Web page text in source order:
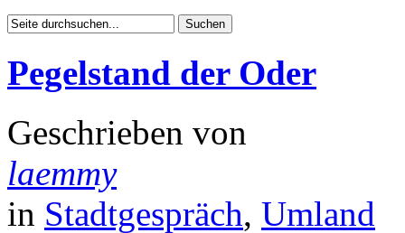
Pegelstand der Oder
Geschrieben von
laemmy
in Stadtgespräch, Umland